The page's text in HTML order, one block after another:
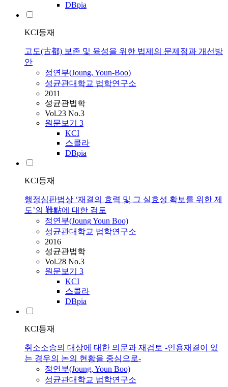
DBpia
KCI등재
고도(古都) 보존 및 육성을 위한 법제의 문제점과 개선방
안
정연부(Joung, Youn-Boo)
성균관대학교 법학연구소
2011
성균관법학
Vol.23 No.3
원문보기 3
KCI
스콜라
DBpia
KCI등재
행정심판법상 ‘재결의 효력 및 그 실효성 확보를 위한 제
도’의 難點에 대한 검토
정연부(JoungYoun Boo)
성균관대학교 법학연구소
2016
성균관법학
Vol.28 No.3
원문보기 3
KCI
스콜라
DBpia
KCI등재
취소소송의 대상에 대한 의문과 재검토 -인용재결이 있
는 경우의 논의 현황을 중심으로-
정연부(Joung, Youn Boo)
성균관대학교 법학연구소